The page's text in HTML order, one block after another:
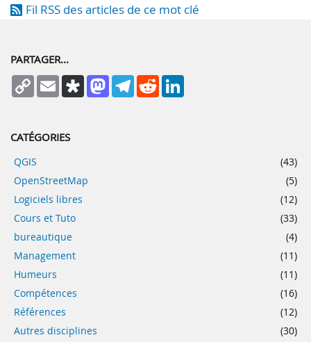
Fil RSS des articles de ce mot clé
PARTAGER...
Copy
Link
Email DiasporaMastodonTelegram
Reddit
CATÉGORIES
QGIS
(43)
OpenStreetMap
(5)
Logiciels libres
(12)
Cours et Tuto
(33)
bureautique
(4)
Management
(11)
Humeurs
(11)
Compétences
(16)
Références
(12)
Autres disciplines
(30)